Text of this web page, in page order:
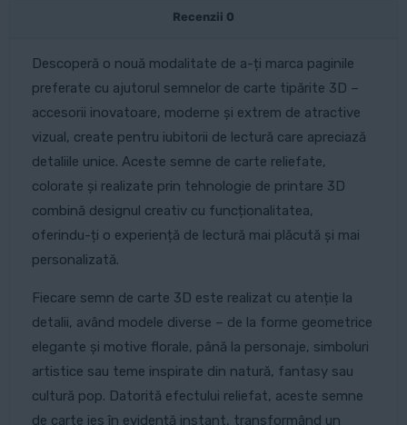
Recenzii 0
Descoperă o nouă modalitate de a-ți marca paginile
preferate cu ajutorul semnelor de carte tipărite 3D –
accesorii inovatoare, moderne și extrem de atractive
vizual, create pentru iubitorii de lectură care apreciază
detaliile unice. Aceste semne de carte reliefate,
colorate și realizate prin tehnologie de printare 3D
combină designul creativ cu funcționalitatea,
oferindu-ți o experiență de lectură mai plăcută și mai
personalizată.
Fiecare semn de carte 3D este realizat cu atenție la
detalii, având modele diverse – de la forme geometrice
elegante și motive florale, până la personaje, simboluri
artistice sau teme inspirate din natură, fantasy sau
cultură pop. Datorită efectului reliefat, aceste semne
de carte ies în evidență instant, transformând un